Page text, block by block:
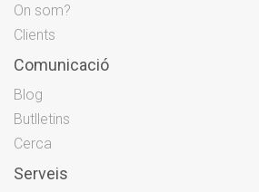
On som?
Clients
Comunicació
Blog
Butlletins
Cerca
Serveis